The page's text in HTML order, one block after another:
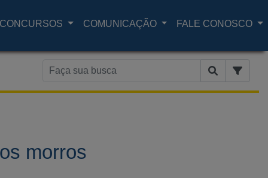
COMUNICAÇÃO FALE CONOSCO
morros